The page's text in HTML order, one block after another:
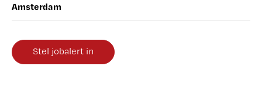
Amsterdam
Stel jobalert in